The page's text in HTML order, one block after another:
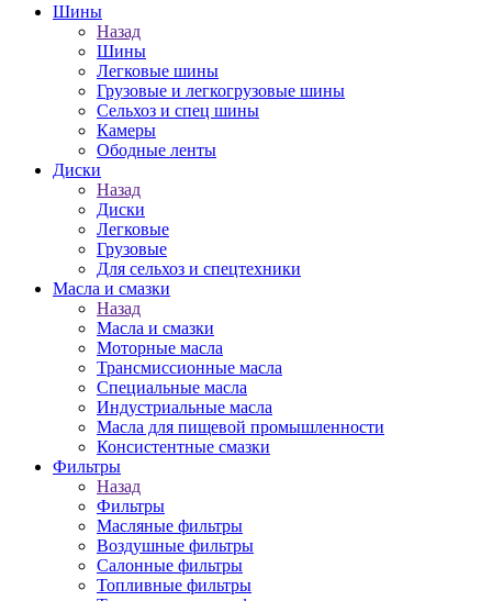
Шины
Назад
Шины
Легковые шины
Грузовые и легкогрузовые шины
Сельхоз и спец шины
Камеры
Ободные ленты
Диски
Назад
Диски
Легковые
Грузовые
Для сельхоз и спецтехники
Масла и смазки
Назад
Масла и смазки
Моторные масла
Трансмиссионные масла
Специальные масла
Индустриальные масла
Масла для пищевой промышленности
Консистентные смазки
Фильтры
Назад
Фильтры
Масляные фильтры
Воздушные фильтры
Салонные фильтры
Топливные фильтры